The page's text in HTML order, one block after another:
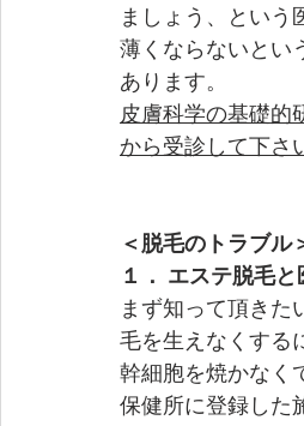
ましょう、という
薄くならないとい
あります。
皮膚科学の基礎的
から受診して下さ
＜脱毛のトラブル
１． エステ脱毛
まず知って頂きた
毛を生えなくする
幹細胞を焼かなく
保健所に登録した